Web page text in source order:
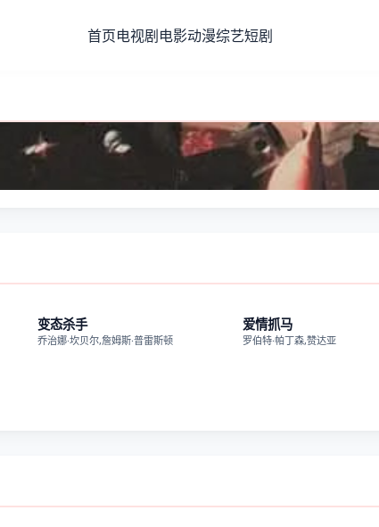
首页电视剧电影动漫综艺短剧
正片
变态杀手
乔治娜·坎贝尔,詹姆斯·普雷斯顿
爱情抓马
罗伯特·帕丁森,赞达亚
第16集